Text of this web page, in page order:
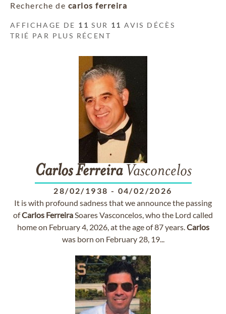
Recherche de carlos ferreira
AFFICHAGE DE 11 SUR 11 AVIS DÉCÈS
TRIÉ PAR PLUS RÉCENT
Carlos FerreiraVasconcelos
28/02/1938 - 04/02/2026
It is with profound sadness that we announce the passing
ofCarlos FerreiraSoares Vasconcelos, who the Lord called
home on February 4, 2026, at the age of 87 years.Carlos
was born on February 28, 19...